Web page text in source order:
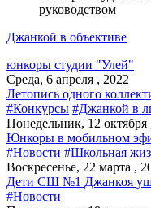
руководством
Джанкой в объективе
юнкоры студии "Улей"
Среда, 6 апреля , 2022
Летопись одного
#Конкурсы #Джанкой в
Понедельник, 12 октября
Юнкоры в мобильном
#Новости #Школьная
Воскресенье, 22 марта ,
Дети СШ №1 Джанкоя
#Новости